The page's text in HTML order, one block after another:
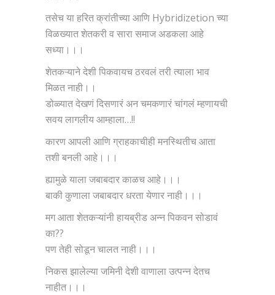
तसेच या हरित क्रांतीच्या आणि Hybridizetion च्या
विळख्यात शेतकरी व सारा समाज अडकला आहे
सध्या।।।
शेतकऱ्याने देशी पिकवायच ठरवलं तरी त्याला भाव
मिळत नाही।।
डोळ्यात देखणं दिसणारं अन चमकणारं चांगलं म्हणायची
सवय लागलीय आम्हाला…!!
कारण आपली आणि ग्राहकाचीही मनस्थितीच आता
तशी बनली आहे।।।
ह्यामुळे याला जबाबदार काळच आहे।।।
बाकी कुणाला जबाबदार धरता येणार नाही।।।
मग आता शेतकऱ्यांनी हायब्रीड अन्न पिकवन सोडावं
का??
पण तेही सोडून चालत नाही।।।
निकस झालेल्या जमिनी देशी वाणाला उत्पन्न देतच
नाहीत।।।